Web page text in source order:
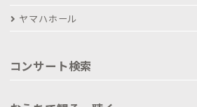
ヤマハホール
コンサート検索